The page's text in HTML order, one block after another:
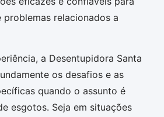
relacionados a
a Desentupidora Santa
os desafios e as
quando o assunto é
esgotos. Seja em situações